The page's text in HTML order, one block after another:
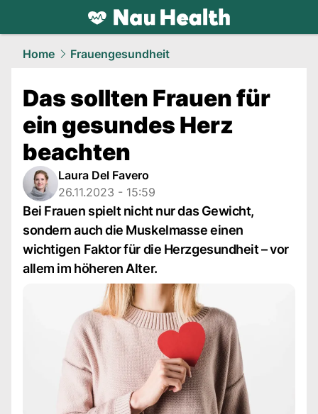
health.NAU.ch
Home Frauengesundheit
Das sollten Frauen für
ein gesundes Herz
beachten
Laura Del Favero
26.11.2023 - 15:59
Bei Frauen spielt nicht nur das Gewicht,
sondern auch die Muskelmasse einen
wichtigen Faktor für die Herzgesundheit – vor
allem im höheren Alter.